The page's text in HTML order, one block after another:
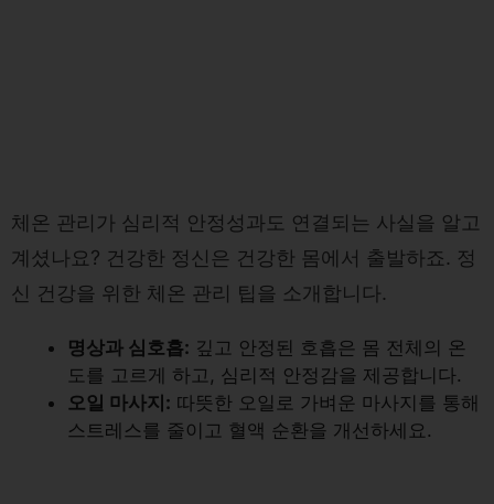
체온 관리가 심리적 안정성과도 연결되는 사실을 알고
계셨나요? 건강한 정신은 건강한 몸에서 출발하죠. 정
신 건강을 위한 체온 관리 팁을 소개합니다.
명상과 심호흡: 깊고 안정된 호흡은 몸 전체의 온
도를 고르게 하고, 심리적 안정감을 제공합니다.
오일 마사지: 따뜻한 오일로 가벼운 마사지를 통해
스트레스를 줄이고 혈액 순환을 개선하세요.